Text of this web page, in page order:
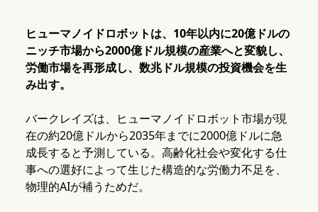
ヒューマノイドロボットは、10年以内に20億ドルの
ニッチ市場から2000億ドル規模の産業へと変貌し、
労働市場を再形成し、数兆ドル規模の投資機会を生
み出す。
バークレイズは、ヒューマノイドロボット市場が現
在の約20億ドルから2035年までに2000億ドルに急
成長すると予測している。高齢化社会や変化する仕
事への選好によって生じた構造的な労働力不足を、
物理的AIが補うためだ。